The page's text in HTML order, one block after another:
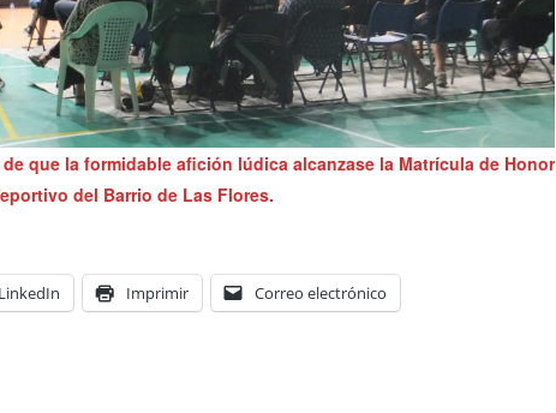
que la formidable afición lúdica alcanzase la Matrícula de Honor
del Barrio de Las Flores.
LinkedIn Imprimir Correo electrónico